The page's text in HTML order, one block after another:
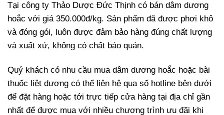
Tại công ty Thảo Dược Đức Thịnh có bán dâm dương
hoắc với giá 350.000đ/kg. Sản phẩm đã được phơi khô
và đóng gói, luôn được đảm bảo hàng đúng chất lượng
và xuất xứ, không có chất bảo quản.
Quý khách có nhu cầu mua dâm dương hoắc hoặc bài
thuốc liệt dương có thể liên hệ qua số hotline bên dưới
để đặt hàng hoặc tới trực tiếp cửa hàng tại địa chỉ gần
nhất để được mua với nhiều chương trình ưu đãi khi